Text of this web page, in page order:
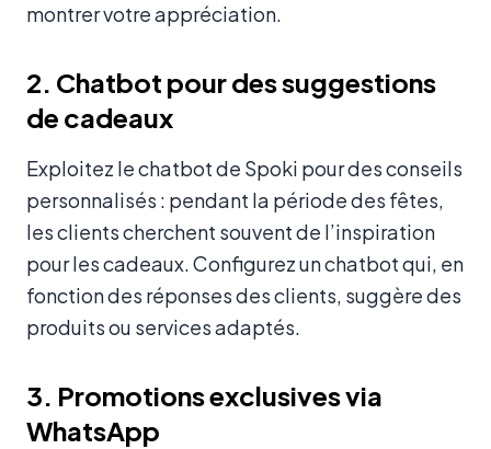
montrer votre appréciation.
2. Chatbot pour des suggestions
de cadeaux
Exploitez le chatbot de Spoki pour des conseils
personnalisés : pendant la période des fêtes,
les clients cherchent souvent de l’inspiration
pour les cadeaux. Configurez un chatbot qui, en
fonction des réponses des clients, suggère des
produits ou services adaptés.
3. Promotions exclusives via
WhatsApp